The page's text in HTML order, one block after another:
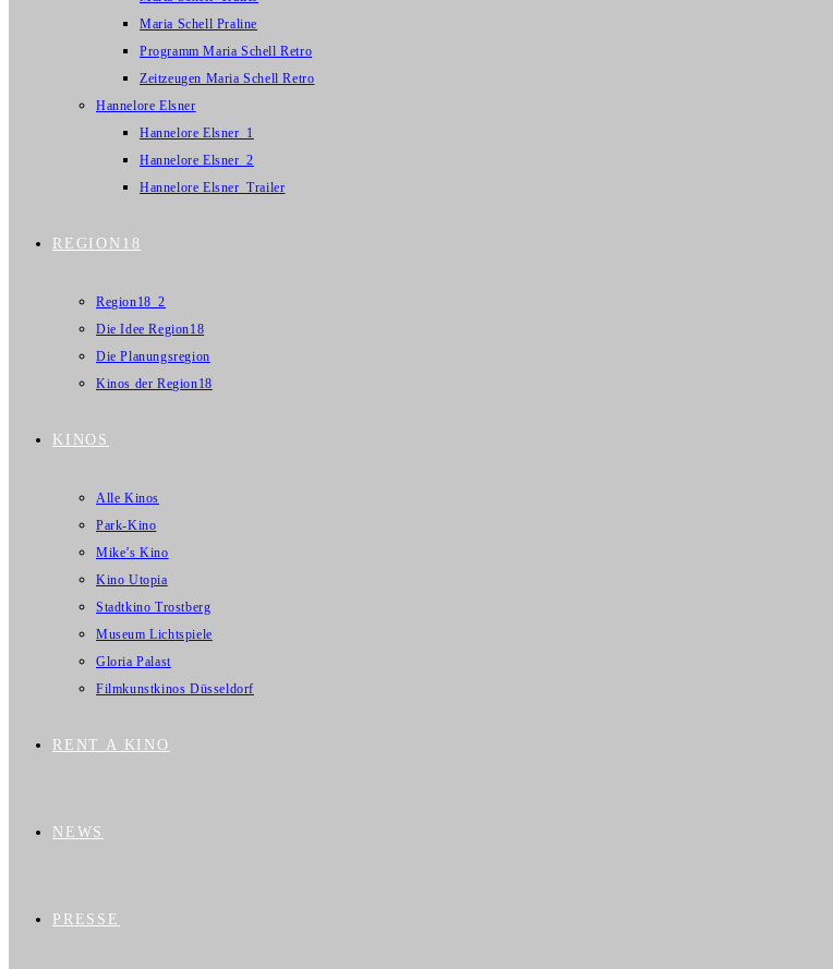
Maria Schell Praline
Programm Maria Schell Retro
Zeitzeugen Maria Schell Retro
Hannelore Elsner
Hannelore Elsner_1
Hannelore Elsner_2
Hannelore Elsner_Trailer
REGION18
Region18_2
Die Idee Region18
Die Planungsregion
Kinos der Region18
KINOS
Alle Kinos
Park-Kino
Mike’s Kino
Kino Utopia
Stadtkino Trostberg
Museum Lichtspiele
Gloria Palast
Filmkunstkinos Düsseldorf
RENT A KINO
NEWS
PRESSE